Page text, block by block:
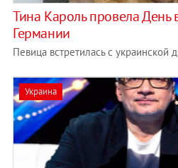
Тина Кароль провела
Германии
Певица встретилась с украинской
Украина